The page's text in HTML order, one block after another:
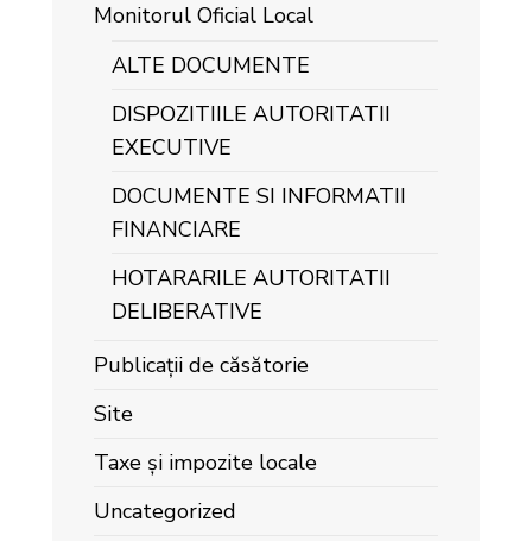
Monitorul Oficial Local
ALTE DOCUMENTE
DISPOZITIILE AUTORITATII
EXECUTIVE
DOCUMENTE SI INFORMATII
FINANCIARE
HOTARARILE AUTORITATII
DELIBERATIVE
Publicații de căsătorie
Site
Taxe și impozite locale
Uncategorized